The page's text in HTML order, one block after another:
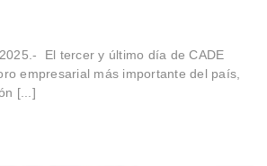
El tercer y último día de CADE
empresarial más importante del país,
[...]